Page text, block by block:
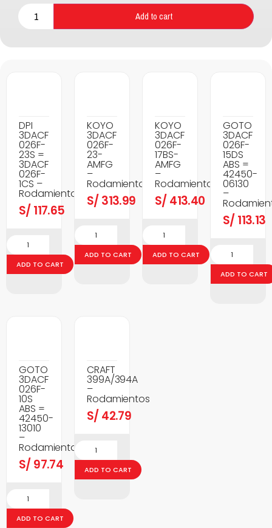
Add to cart
DPI
3DACF
026F-
23S =
3DACF
026F-
1CS –
Rodamientos
S/ 117.65
ADD TO CART
KOYO
3DACF
026F-
23-
AMFG
–
Rodamientos
S/ 313.99
ADD TO CART
KOYO
3DACF
026F-
17BS-
AMFG
–
Rodamientos
S/ 413.40
ADD TO CART
GOTO
3DACF
026F-
15DS
ABS =
42450-
06130
–
S/ 113.13
ADD TO CART
GOTO
3DACF
026F-
10S
ABS =
42450-
13010
–
Rodamientos
S/ 97.74
ADD TO CART
CRAFT
399A/394A
–
Rodamientos
S/ 42.79
ADD TO CART